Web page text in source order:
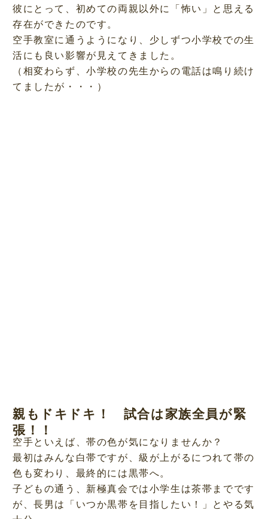
彼にとって、初めての両親以外に「怖い」と思える
存在ができたのです。
空手教室に通うようになり、少しずつ小学校での生
活にも良い影響が見えてきました。
（相変わらず、小学校の先生からの電話は鳴り続け
てましたが・・・）
親もドキドキ！ 試合は家族全員が緊
張！！
空手といえば、帯の色が気になりませんか？
最初はみんな白帯ですが、級が上がるにつれて帯の
色も変わり、最終的には黒帯へ。
子どもの通う、新極真会では小学生は茶帯までです
が、長男は「いつか黒帯を目指したい！」とやる気